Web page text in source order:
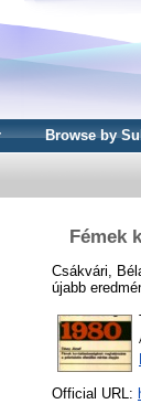
Browse by
Fémek
Csákvári,
újabb
Official URL: